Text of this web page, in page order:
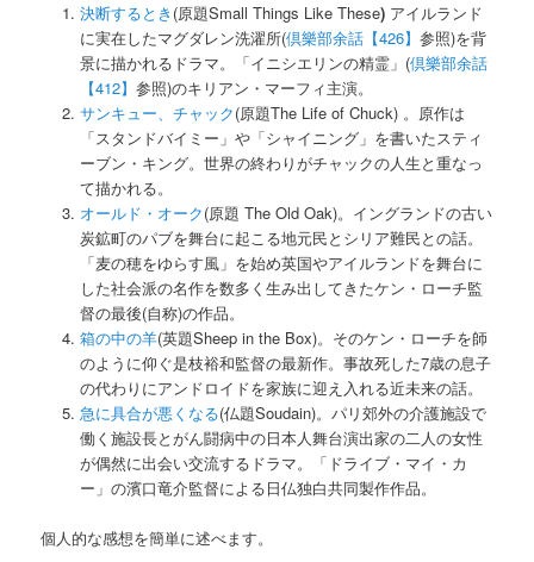
決断するとき (原題Small Things Like These)アイルランド
に実在したマグダレン洗濯所(倶樂部余話【426】 参照)を背
景に描かれるドラマ。「イニシエリンの精霊」(倶樂部余話
【412】 参照)のキリアン・マーフィ主演。
サンキュー、チャック(原題The Life of Chuck) 。原作は
「スタンドバイミー」や「シャイニング」を書いたスティ
ーブン・キング。世界の終わりがチャックの人生と重なっ
て描かれる。
オールド・オーク(原題 The Old Oak)。イングランドの古い
炭鉱町のパブを舞台に起こる地元民とシリア難民との話。
「麦の穂をゆらす風」を始め英国やアイルランドを舞台に
した社会派の名作を数多く生み出してきたケン・ローチ監
督の最後(自称)の作品。
箱の中の羊(英題Sheep in the Box)。そのケン・ローチを師
のように仰ぐ是枝裕和監督の最新作。事故死した7歳の息子
の代わりにアンドロイドを家族に迎え入れる近未来の話。
急に具合が悪くなる(仏題Soudain)。パリ郊外の介護施設で
働く施設長とがん闘病中の日本人舞台演出家の二人の女性
が偶然に出会い交流するドラマ。「ドライブ・マイ・カ
ー」の濱口竜介監督による日仏独白共同製作作品。
個人的な感想を簡単に述べます。